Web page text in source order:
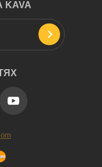
тех, кто любит
переключиться
действительно
друзьям,
с детьми.
подарка. В клубе
который можно